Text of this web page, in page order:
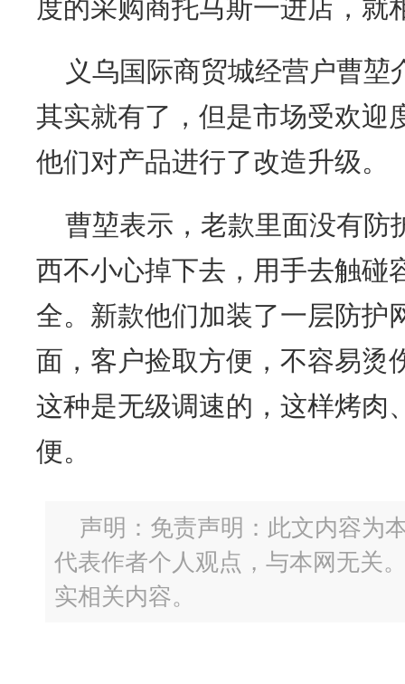
度的采购商托马斯一进店，就
义乌国际商贸城经营户曹
其实就有了，但是市场受欢迎
他们对产品进行了改造升级。
曹堃表示，老款里面没有防
西不小心掉下去，用手去触碰
全。新款他们加装了一层防护
面，客户捡取方便，不容易烫
这种是无级调速的，这样烤肉
便。
声明：免责声明：此文内容为
代表作者个人观点，与本网无关
实相关内容。